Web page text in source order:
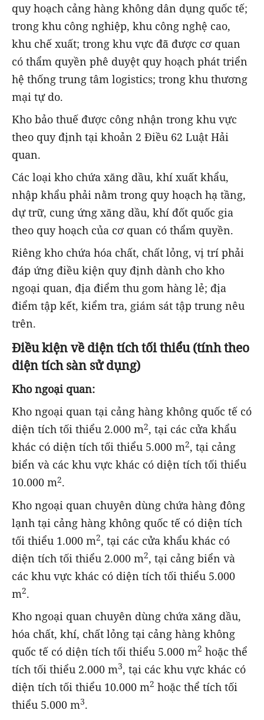
quy hoạch cảng hàng không dân dụng quốc tế;
trong khu công nghiệp, khu công nghệ cao,
khu chế xuất; trong khu vực đã được cơ quan
có thẩm quyền phê duyệt quy hoạch phát triển
hệ thống trung tâm logistics; trong khu thương
mại tự do.
Kho bảo thuế được công nhận trong khu vực
theo quy định tại khoản 2 Điều 62 Luật Hải
quan.
Các loại kho chứa xăng dầu, khí xuất khẩu,
nhập khẩu phải nằm trong quy hoạch hạ tầng,
dự trữ, cung ứng xăng dầu, khí đốt quốc gia
theo quy hoạch của cơ quan có thẩm quyền.
Riêng kho chứa hóa chất, chất lỏng, vị trí phải
đáp ứng điều kiện quy định dành cho kho
ngoại quan, địa điểm thu gom hàng lẻ; địa
điểm tập kết, kiểm tra, giám sát tập trung nêu
trên.
Điều kiện về diện tích tối thiểu (tính theo
diện tích sàn sử dụng)
Kho ngoại quan:
Kho ngoại quan tại cảng hàng không quốc tế có
diện tích tối thiểu 2.000 m2, tại các cửa khẩu
khác có diện tích tối thiểu 5.000 m2, tại cảng
biển và các khu vực khác có diện tích tối thiểu
10.000 m2.
Kho ngoại quan chuyên dùng chứa hàng đông
lạnh tại cảng hàng không quốc tế có diện tích
tối thiểu 1.000 m2, tại các cửa khẩu khác có
diện tích tối thiểu 2.000 m2, tại cảng biển và
các khu vực khác có diện tích tối thiểu 5.000
m2.
Kho ngoại quan chuyên dùng chứa xăng dầu,
hóa chất, khí, chất lỏng tại cảng hàng không
quốc tế có diện tích tối thiểu 5.000 m2 hoặc thể
tích tối thiểu 2.000 m3, tại các khu vực khác có
diện tích tối thiểu 10.000 m2 hoặc thể tích tối
thiểu 5.000 m3.